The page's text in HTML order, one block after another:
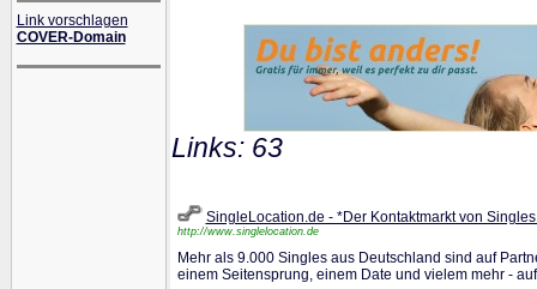
Link vorschlagen
COVER-Domain
Links: 63
SingleLocation.de - *Der Kontaktmarkt von
http://www.singlelocation.de
Mehr als 9.000 Singles aus Deutschland sind auf
einem Seitensprung, einem Date und vielem mehr -